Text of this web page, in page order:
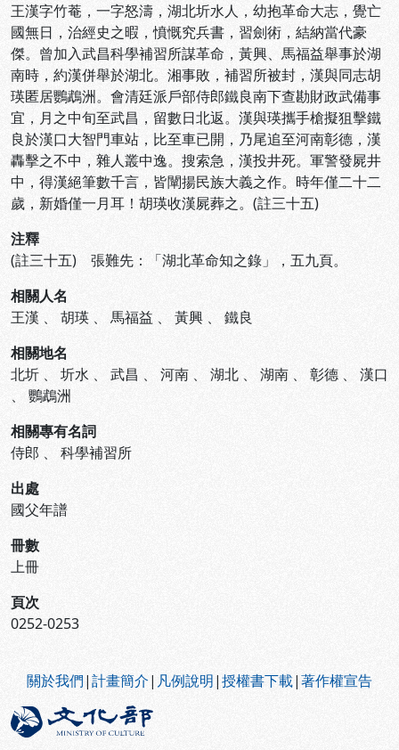
王漢字竹菴，一字怒濤，湖北圻水人，幼抱革命大志，覺亡
國無日，治經史之暇，憤慨究兵書，習劍術，結納當代豪
傑。曾加入武昌科學補習所謀革命，黃興、馬福益舉事於湖
南時，約漢併舉於湖北。湘事敗，補習所被封，漢與同志胡
瑛匿居鸚鵡洲。會清廷派戶部侍郎鐵良南下查勘財政武備事
宜，月之中旬至武昌，留數日北返。漢與瑛攜手槍擬狙擊鐵
良於漢口大智門車站，比至車已開，乃尾追至河南彰德，漢
轟擊之不中，雜人叢中逸。搜索急，漢投井死。軍警發屍井
中，得漢絕筆數千言，皆闡揚民族大義之作。時年僅二十二
歲，新婚僅一月耳！胡瑛收漢屍葬之。(註三十五)
注釋
(註三十五) 張難先：「湖北革命知之錄」，五九頁。
相關人名
王漢 、 胡瑛 、 馬福益 、 黃興 、 鐵良
相關地名
北圻 、 圻水 、 武昌 、 河南 、 湖北 、 湖南 、 彰德 、 漢口
、 鸚鵡洲
相關專有名詞
侍郎 、 科學補習所
出處
國父年譜
冊數
上冊
頁次
0252-0253
關於我們|計畫簡介| 凡例說明|授權書下載|著作權宣告